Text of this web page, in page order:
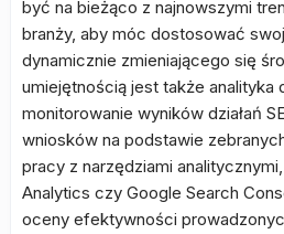
być na bieżąco z najnowszymi
branży, aby móc dostosować
dynamicznie zmieniającego się
umiejętnością jest także analityka
monitorowanie wyników działań
wniosków na podstawie
pracy z narzędziami
Analytics czy Google Search
oceny efektywności